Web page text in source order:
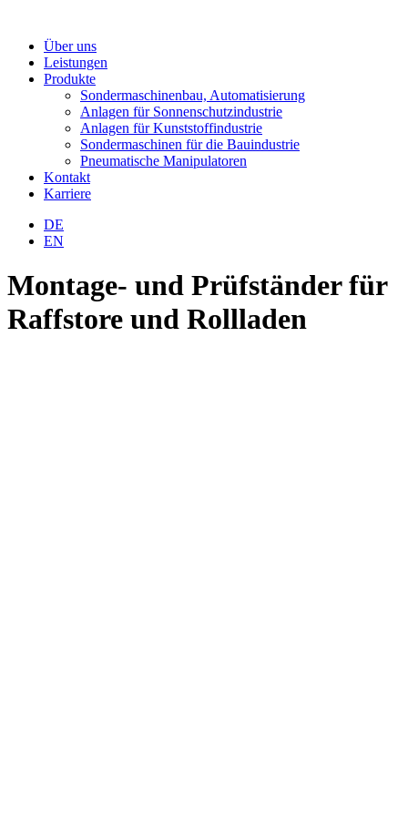
Über uns
Leistungen
Produkte
Sondermaschinenbau, Automatisierung
Anlagen für Sonnenschutzindustrie
Anlagen für Kunststoffindustrie
Sondermaschinen für die Bauindustrie
Pneumatische Manipulatoren
Kontakt
Karriere
DE
EN
Montage- und Prüfständer für
Raffstore und Rollladen